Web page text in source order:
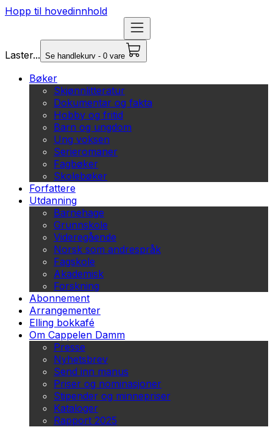
Hopp til hovedinnhold
Laster... Se handlekurv - 0 vare
Bøker
Skjønnlitteratur
Dokumentar og fakta
Hobby og fritid
Barn og ungdom
Ung voksen
Serieromaner
Fagbøker
Skolebøker
Forfattere
Utdanning
Barnehage
Grunnskole
Videregående
Norsk som andrespråk
Fagskole
Akademisk
Forskning
Abonnement
Arrangementer
Elling bokkafé
Om Cappelen Damm
Presse
Nyhetsbrev
Send inn manus
Priser og nominasjoner
Stipender og minnepriser
Kataloger
Rapport 2025